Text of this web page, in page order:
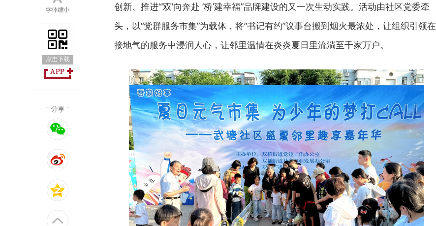
创新、推进“‘双’向奔赴 ‘桥’建幸福”品牌建设的又一次生动实践。活动由社区党委牵
头，以“党群服务市集”为载体，将“书记有约”议事台搬到烟火最浓处，让组织引领在
接地气的服务中浸润人心，让邻里温情在炎炎夏日里流淌至千家万户。